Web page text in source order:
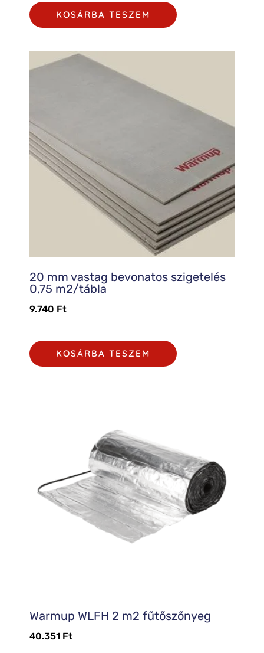
KOSÁRBA TESZEM
20 mm vastag bevonatos szigetelés
0,75 m2/tábla
9.740 Ft
KOSÁRBA TESZEM
Warmup WLFH 2 m2 fűtőszőnyeg
40.351 Ft